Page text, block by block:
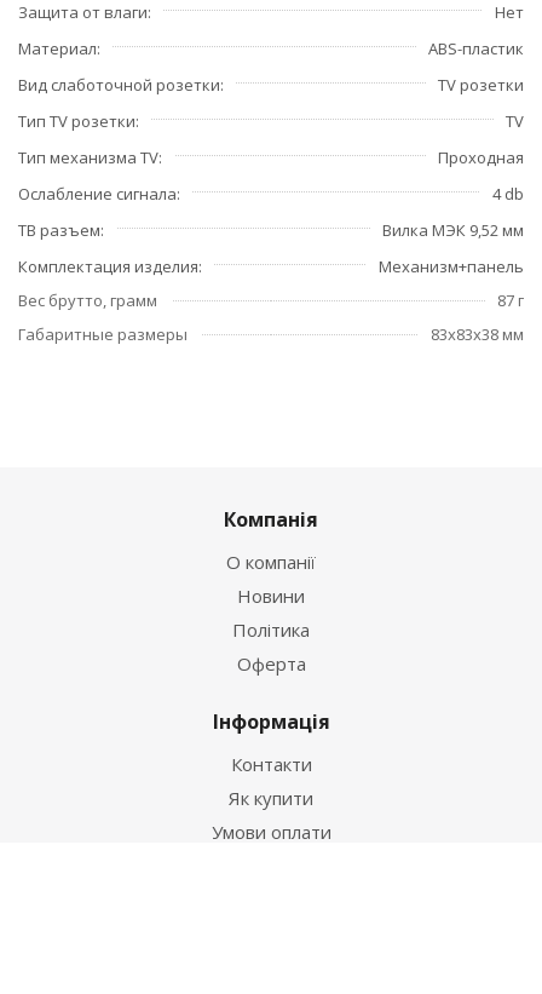
Защита от влаги
Нет
Материал
ABS-пластик
Вид слаботочной розетки
TV розетки
Тип TV розетки
TV
Тип механизма TV
Проходная
Ослабление сигнала
4 db
ТВ разъем
Вилка МЭК 9,52 мм
Комплектация изделия
Механизм+панель
Вес брутто, грамм
87 г
Габаритные размеры
83x83x38 мм
Компанія
О компанії
Новини
Політика
Оферта
Інформація
Контакти
Як купити
Умови оплати